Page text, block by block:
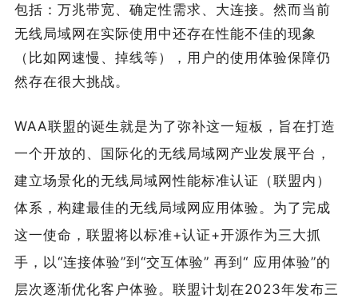
包括：万兆带宽、确定性需求、大连接。然而当前
无线局域网在实际使用中还存在性能不佳的现象
（比如网速慢、掉线等），用户的使用体验保障仍
然存在很大挑战。
WAA联盟的诞生就是为了弥补这一短板，旨在打造
一个开放的、国际化的无线局域网产业发展平台，
建立场景化的无线局域网性能标准认证（联盟内）
体系，构建最佳的无线局域网应用体验。为了完成
这一使命，联盟将以标准+认证+开源作为三大抓
手，以“连接体验”到“交互体验” 再到“ 应用体验”的
层次逐渐优化客户体验。联盟计划在2023年发布三